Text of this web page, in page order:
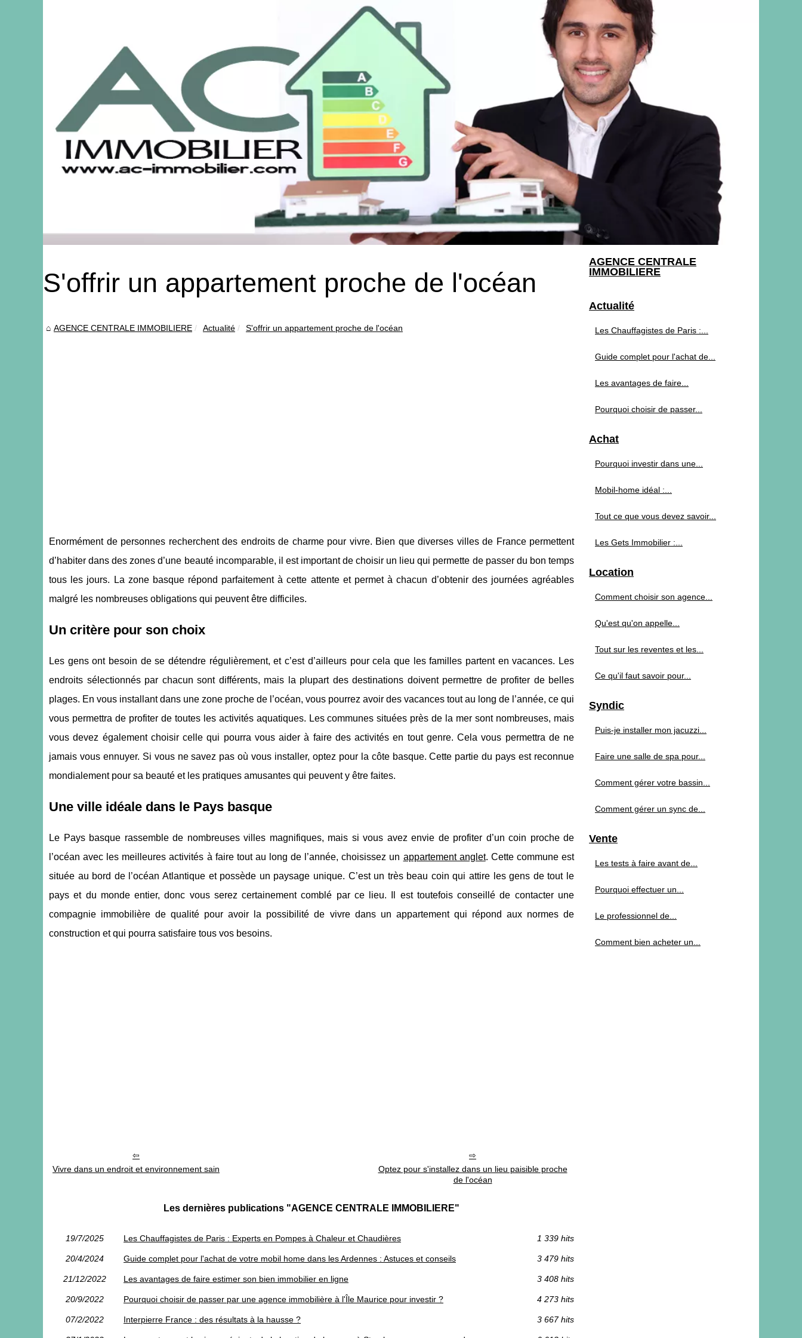
S'offrir un appartement proche de l'océan
AGENCE CENTRALE IMMOBILIERE Actualité S'offrir un appartement proche de l'océan
Enormément de personnes recherchent des endroits de charme pour vivre. Bien que diverses villes de France permettent
d’habiter dans des zones d’une beauté incomparable, il est important de choisir un lieu qui permette de passer du bon temps
tous les jours. La zone basque répond parfaitement à cette attente et permet à chacun d’obtenir des journées agréables
malgré les nombreuses obligations qui peuvent être difficiles.
Un critère pour son choix
Les gens ont besoin de se détendre régulièrement, et c’est d’ailleurs pour cela que les familles partent en vacances. Les
endroits sélectionnés par chacun sont différents, mais la plupart des destinations doivent permettre de profiter de belles
plages. En vous installant dans une zone proche de l’océan, vous pourrez avoir des vacances tout au long de l’année, ce qui
vous permettra de profiter de toutes les activités aquatiques. Les communes situées près de la mer sont nombreuses, mais
vous devez également choisir celle qui pourra vous aider à faire des activités en tout genre. Cela vous permettra de ne
jamais vous ennuyer. Si vous ne savez pas où vous installer, optez pour la côte basque. Cette partie du pays est reconnue
mondialement pour sa beauté et les pratiques amusantes qui peuvent y être faites.
Une ville idéale dans le Pays basque
Le Pays basque rassemble de nombreuses villes magnifiques, mais si vous avez envie de profiter d’un coin proche de
l’océan avec les meilleures activités à faire tout au long de l’année, choisissez un appartement anglet. Cette commune est
située au bord de l’océan Atlantique et possède un paysage unique. C’est un très beau coin qui attire les gens de tout le
pays et du monde entier, donc vous serez certainement comblé par ce lieu. Il est toutefois conseillé de contacter une
compagnie immobilière de qualité pour avoir la possibilité de vivre dans un appartement qui répond aux normes de
construction et qui pourra satisfaire tous vos besoins.
Vivre dans un endroit et environnement sain
Optez pour s'installez dans un lieu paisible proche
de l'océan
Les dernières publications "AGENCE CENTRALE IMMOBILIERE"
19/7/2025 Les Chauffagistes de Paris : Experts en Pompes à Chaleur et Chaudières 1 339 hits
20/4/2024 Guide complet pour l'achat de votre mobil home dans les Ardennes : Astuces et conseils 3 479 hits
21/12/2022 Les avantages de faire estimer son bien immobilier en ligne 3 408 hits
20/9/2022 Pourquoi choisir de passer par une agence immobilière à l'Île Maurice pour investir ? 4 273 hits
07/2/2022 Interpierre France : des résultats à la hausse ? 3 667 hits
AGENCE CENTRALE
IMMOBILIERE
Actualité
Les Chauffagistes de Paris :...
Guide complet pour l'achat de...
Les avantages de faire...
Pourquoi choisir de passer...
Achat
Pourquoi investir dans une...
Mobil-home idéal :...
Tout ce que vous devez savoir...
Les Gets Immobilier :...
Location
Comment choisir son agence...
Qu'est qu'on appelle...
Tout sur les reventes et les...
Ce qu'il faut savoir pour...
Syndic
Puis-je installer mon jacuzzi...
Faire une salle de spa pour...
Comment gérer votre bassin...
Comment gérer un sync de...
Vente
Les tests à faire avant de...
Pourquoi effectuer un...
Le professionnel de...
Comment bien acheter un...